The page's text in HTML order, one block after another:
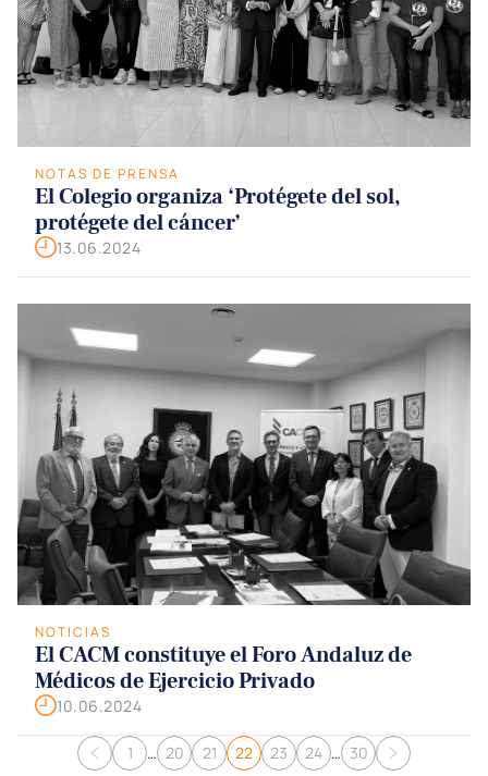
NOTAS DE PRENSA
El Colegio organiza ‘Protégete del sol,
protégete del cáncer’
13.06.2024
NOTICIAS
El CACM constituye el Foro Andaluz de
Médicos de Ejercicio Privado
10.06.2024
Navegación de entradas
1 … 20 21 22 23 24 … 30